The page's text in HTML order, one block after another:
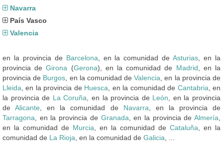
Navarra
País Vasco
Valencia
en la provincia de Barcelona , en la comunidad deAsturias , en la
provincia deGirona (Gerona), en la comunidad de Madrid , en la
provincia de Burgos , en la comunidad deValencia , en la provincia de
Lleida , en la provincia de Huesca , en la comunidad de Cantabria , en
la provincia de La Coruña , en la provincia de León , en la provincia
deAlicante , en la comunidad de Navarra , en la provincia de
Tarragona , en la provincia de Granada , en la provincia de Almería
en la comunidad de Murcia , en la comunidad de Cataluña , en la
comunidad de La Rioja , en la comunidad de Galicia